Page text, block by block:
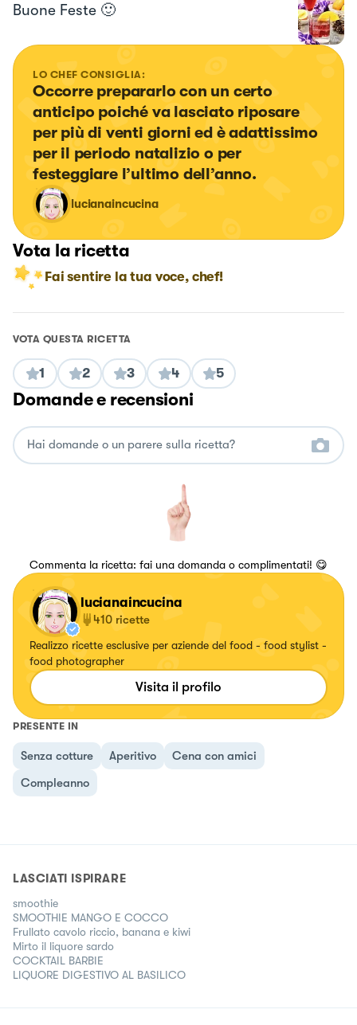
Buone Feste 🙂
LO CHEF CONSIGLIA:
Occorre prepararlo con un certo
anticipo poiché va lasciato riposare
per più di venti giorni ed è adattissimo
per il periodo natalizio o per
festeggiare l’ultimo dell’anno.
lucianaincucina
Vota la ricetta
Fai sentire la tua voce, chef!
VOTA QUESTA RICETTA
1 2 3 4 5
Domande e recensioni
Commenta la ricetta: fai una domanda o complimentati! 😋
lucianaincucina
410 ricette
Realizzo ricette esclusive per aziende del food - food stylist -
food photographer
Visita il profilo
PRESENTE IN
Senza cotture Aperitivo
Cena con amici
Compleanno
LASCIATI ISPIRARE
smoothie
SMOOTHIE MANGO E COCCO
Frullato cavolo riccio, banana e kiwi
Mirto il liquore sardo
COCKTAIL BARBIE
LIQUORE DIGESTIVO AL BASILICO